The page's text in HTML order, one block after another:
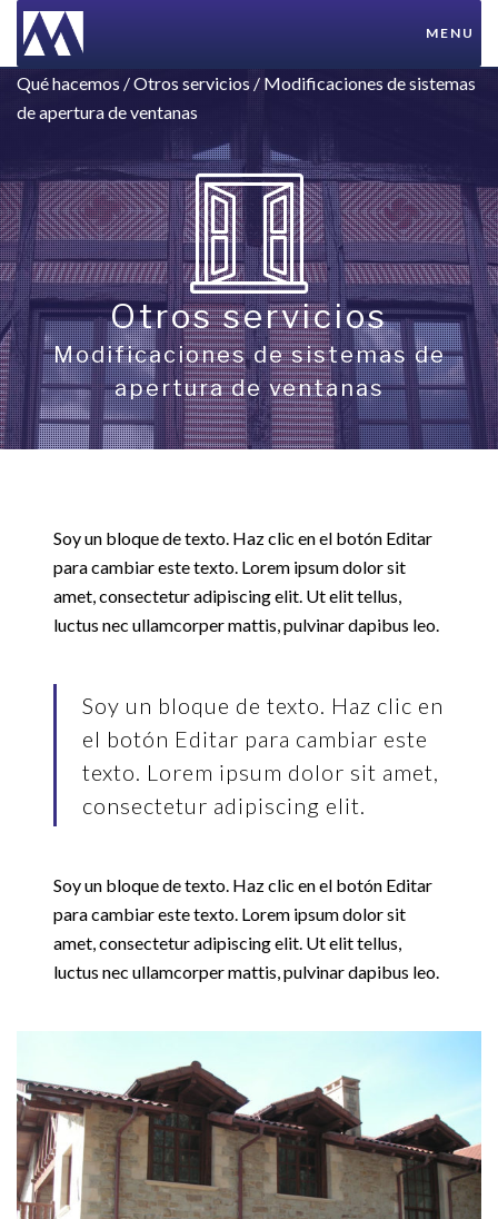
MENU
Qué hacemos /Otros servicios / Modificaciones de sistemas
de apertura de ventanas
Otros servicios
Modificaciones de sistemas de
apertura de ventanas
Soy un bloque de texto. Haz clic en el botón Editar
para cambiar este texto. Lorem ipsum dolor sit
amet, consectetur adipiscing elit. Ut elit tellus,
luctus nec ullamcorper mattis, pulvinar dapibus leo.
Soy un bloque de texto. Haz clic en
el botón Editar para cambiar este
texto. Lorem ipsum dolor sit amet,
consectetur adipiscing elit.
Soy un bloque de texto. Haz clic en el botón Editar
para cambiar este texto. Lorem ipsum dolor sit
amet, consectetur adipiscing elit. Ut elit tellus,
luctus nec ullamcorper mattis, pulvinar dapibus leo.